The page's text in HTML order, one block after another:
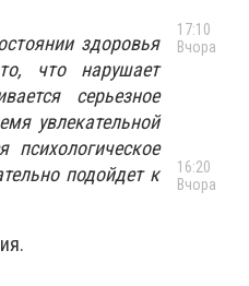
здоровья
что нарушает
серьезное
увлекательной
подойдет к
17:10
Вчора
16:20
Вчора